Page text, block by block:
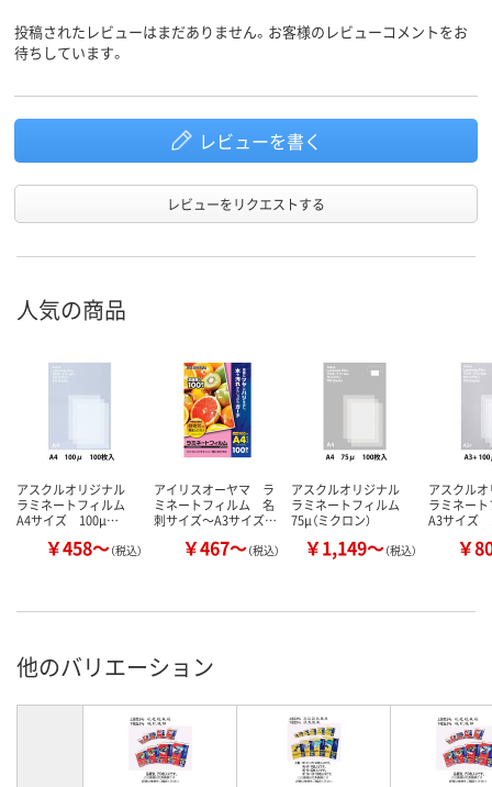
投稿されたレビューはまだありません。お客様のレビューコメントをお
待ちしています。
レビューを書く
レビューをリクエストする
人気の商品
アスクルオリジナル
ラミネートフィルム
A4サイズ 100μ…
￥458～（税込）
アイリスオーヤマ ラ
ミネートフィルム 名
刺サイズ～A3サイズ…
￥467～（税込）
アスクルオリジナル
ラミネートフィルム
75μ（ミクロン）
￥1,149～（税込）
アスクル
ラミネー
A3サイズ
￥
他のバリエーション